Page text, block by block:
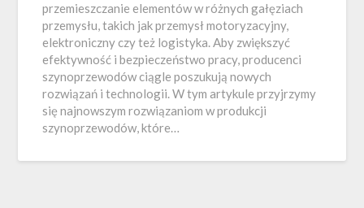
przemieszczanie elementów w różnych gałęziach
przemysłu, takich jak przemysł motoryzacyjny,
elektroniczny czy też logistyka. Aby zwiększyć
efektywność i bezpieczeństwo pracy, producenci
szynoprzewodów ciągle poszukują nowych
rozwiązań i technologii. W tym artykule przyjrzymy
się najnowszym rozwiązaniom w produkcji
szynoprzewodów, które…